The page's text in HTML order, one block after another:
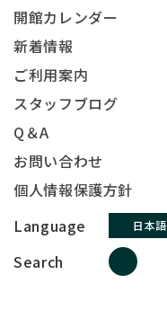
開館カレンダー
新着情報
ご利用案内
スタッフブログ
Q＆A
お問い合わせ
個人情報保護方針
Language
日本語
Search